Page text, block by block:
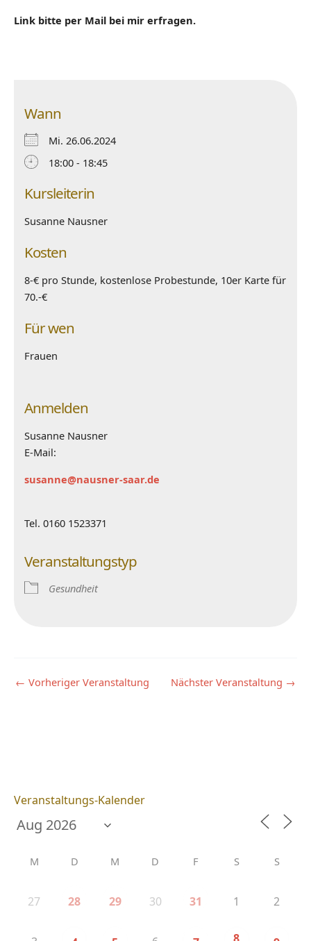
Link bitte per Mail bei mir erfragen.
Wann
Mi. 26.06.2024
18:00 - 18:45
Kursleiterin
Susanne Nausner
Kosten
8-€ pro Stunde, kostenlose Probestunde, 10er Karte für
70.-€
Für wen
Frauen
Anmelden
Susanne Nausner
E-Mail:
susanne@nausner-saar.de
Tel. 0160 1523371
Veranstaltungstyp
Gesundheit
← Vorheriger Veranstaltung Nächster Veranstaltung →
Veranstaltungs-Kalender
M D M D F S S
27 28 29 30 31 1 2